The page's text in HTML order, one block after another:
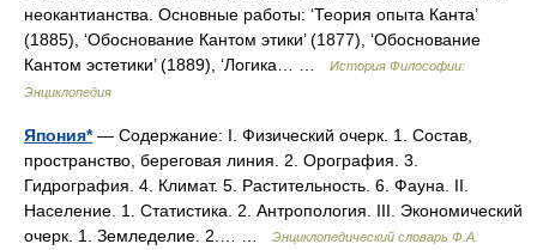
неокантианства. Основные работы: ‘Теория опыта Канта’
(1885), ‘Обоснование Кантом этики’ (1877), ‘Обоснование
Кантом эстетики’ (1889), ‘Логика… …
История Философии:
Энциклопедия
Япония*— Содержание: I. Физический очерк. 1. Состав,
пространство, береговая линия. 2. Орография. 3.
Гидрография. 4. Климат. 5. Растительность. 6. Фауна. II.
Население. 1. Статистика. 2. Антропология. III. Экономический
очерк. 1. Земледелие. 2.… …
Энциклопедический словарь Ф.А.